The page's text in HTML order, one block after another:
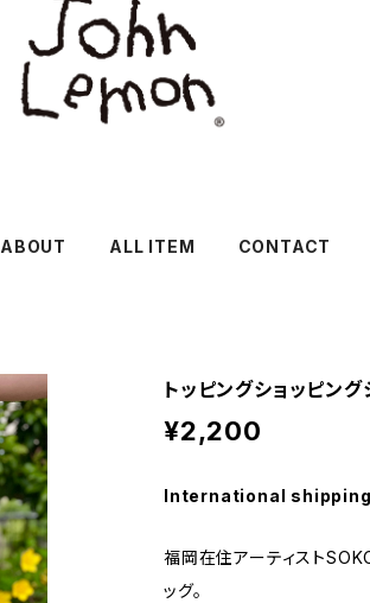
ABOUT ALL ITEM CONTACT
トッピングショッピン
¥2,200
International
福岡在住アーティスト
ッグ。